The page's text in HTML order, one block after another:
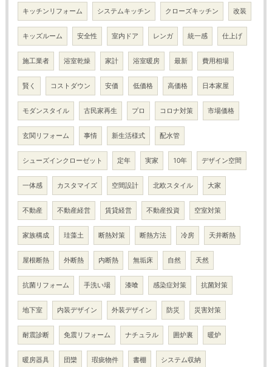
キッチンリフォーム システムキッチン クローズキッチン 改装
キッズルーム 安全性 室内ドア レンガ 統一感 仕上げ
施工業者 浴室乾燥 家計 浴室暖房 最新 費用相場
賢く コストダウン 安価 低価格 高価格 日本家屋
モダンスタイル 古民家再生 プロ コロナ対策 市場価格
玄関リフォーム 事情 新生活様式 配水管
シューズインクローゼット 定年 実家 10年 デザイン空間
一体感 カスタマイズ 空間設計 北欧スタイル 大家
不動産 不動産経営 賃貸経営 不動産投資 空室対策
家族構成 珪藻土 断熱対策 断熱方法 冷房 天井断熱
屋根断熱 外断熱 内断熱 無垢床 自然 天然
抗菌リフォーム 手洗い場 漆喰 感染症対策 抗菌対策
地下室 内装デザイン 外装デザイン 防災 災害対策
耐震診断 免震リフォーム ナチュラル 囲炉裏 暖炉
暖房器具 団欒 瑕疵物件 書棚 システム収納